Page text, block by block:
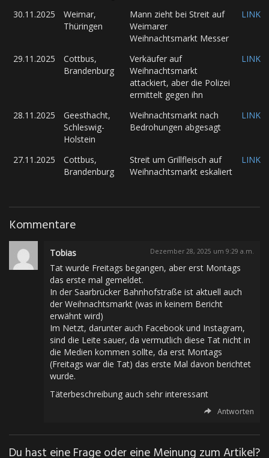
30.11.2025
Weimar,
Thüringen
Mann zieht bei Streit auf
Weimarer
Weihnachtsmarkt Messer
LINK
29.11.2025
Cottbus,
Brandenburg
Verkäufer auf
Weihnachtsmarkt
attackiert, aber die Polizei
ermittelt gegen ihn
LINK
28.11.2025
Geesthacht,
Schleswig-
Holstein
Weihnachtsmarkt nach
Bedrohungen abgesagt
LINK
27.11.2025
Cottbus,
Brandenburg
Streit um Grillfleisch auf
Weihnachtsmarkt eskaliert
LINK
Kommentare
Tobias Dezember 28, 2025 um 9:29 a.m.
Tat wurde Freitags begangen, aber erst Montags
das erste mal gemeldet.
In der Saarbrücker Bahnhofstraße ist aktuell auch
der Weihnachtsmarkt (was in keinem Bericht
erwähnt wird)
Im Netzt, darunter auch Facebook und Instagram,
sind die Leite sauer, da vermutlich diese Tat nicht in
die Medien kommen sollte, da erst Montags
(Freitags war die Tat) das erste Mal davon berichtet
wurde.
Täterbeschreibung auch sehr interessant
Antworten
Du hast eine Frage oder eine Meinung zum Artikel?